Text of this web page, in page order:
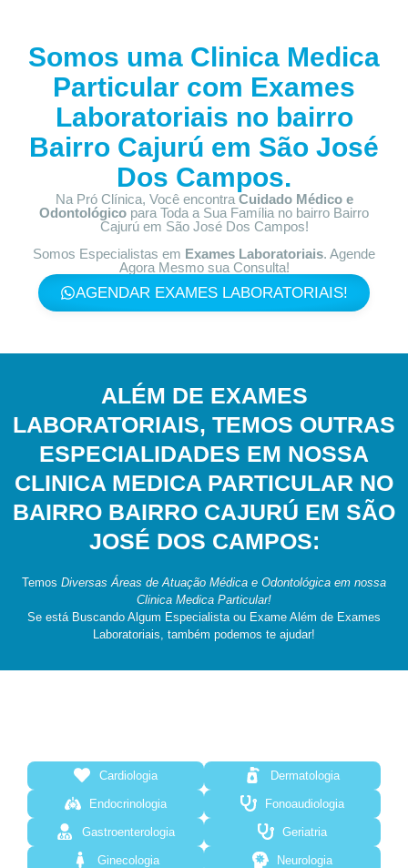
Somos uma Clinica Medica
Particular com Exames
Laboratoriais no bairro
Bairro Cajurú em São José
Dos Campos.
Na Pró Clínica, Você encontra Cuidado Médico e
Odontológico para Toda a Sua Família no bairro Bairro
Cajurú em São José Dos Campos!
Somos Especialistas em Exames Laboratoriais. Agende
Agora Mesmo sua Consulta!
AGENDAR EXAMES LABORATORIAIS!
ALÉM DE EXAMES
LABORATORIAIS, TEMOS OUTRAS
ESPECIALIDADES EM NOSSA
CLINICA MEDICA PARTICULAR NO
BAIRRO BAIRRO CAJURÚ EM SÃO
JOSÉ DOS CAMPOS:
Temos Diversas Áreas de Atuação Médica e Odontológica em nossa
Clinica Medica Particular!
Se está Buscando Algum Especialista ou Exame Além de Exames
Laboratoriais, também podemos te ajudar!
Cardiologia Dermatologia
Endocrinologia Fonoaudiologia
Gastroenterologia Geriatria
Ginecologia Neurologia